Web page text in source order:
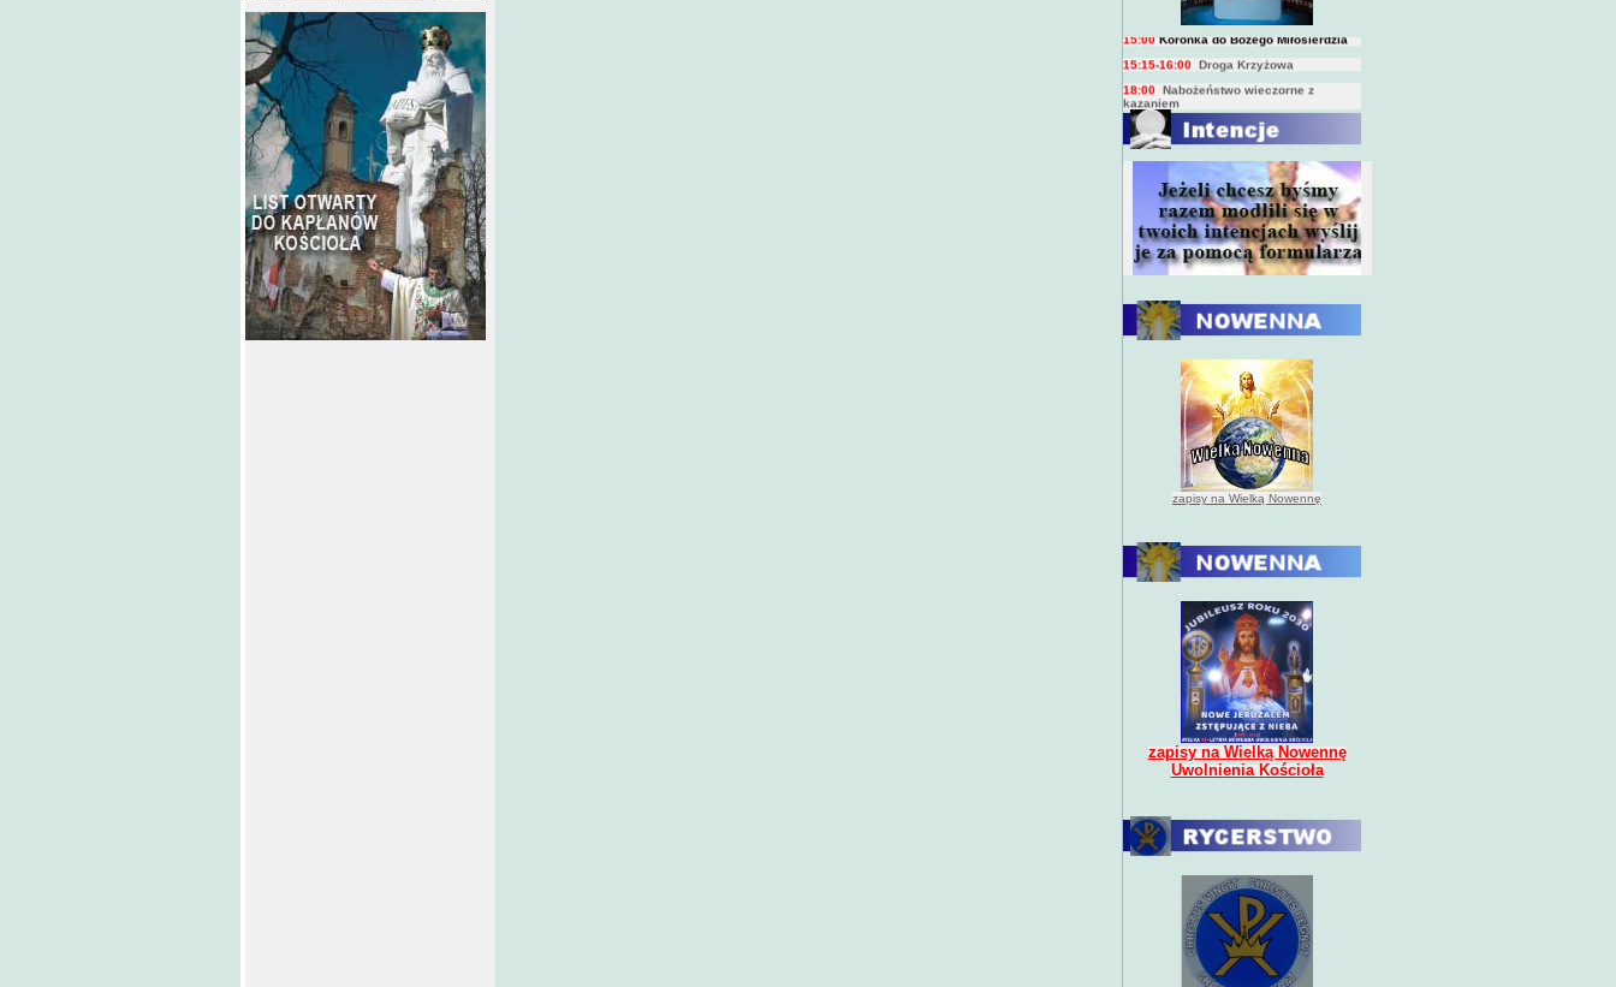
Koronka do Bożego Miłosierdzia
15:15-16:00 Droga Krzyżowa
18:00 Nabożeństwo wieczorne z
kazaniem
10:00
Niedzielna Msza święta w miarę
możliwości ks. Piotra
zapisy na Wielką Nowennę
zapisy na Wielką Nowennę
Uwolnienia Kościoła